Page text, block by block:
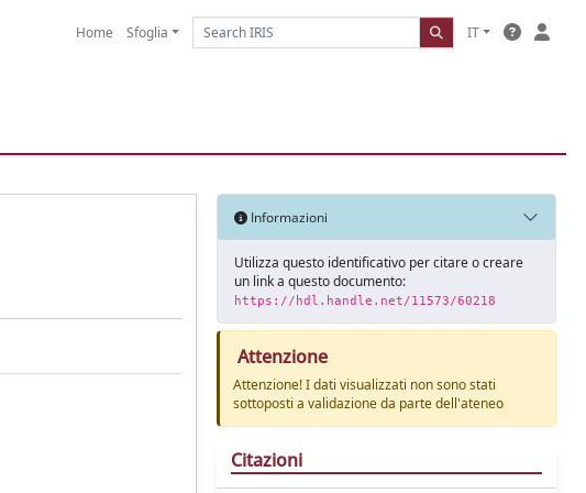
Home Sfoglia IT
Informazioni
Utilizza questo identificativo per citare o creare
un link a questo documento:
https://hdl.handle.net/11573/60218
Attenzione
Attenzione! I dati visualizzati non sono stati
sottoposti a validazione da parte dell'ateneo
Citazioni